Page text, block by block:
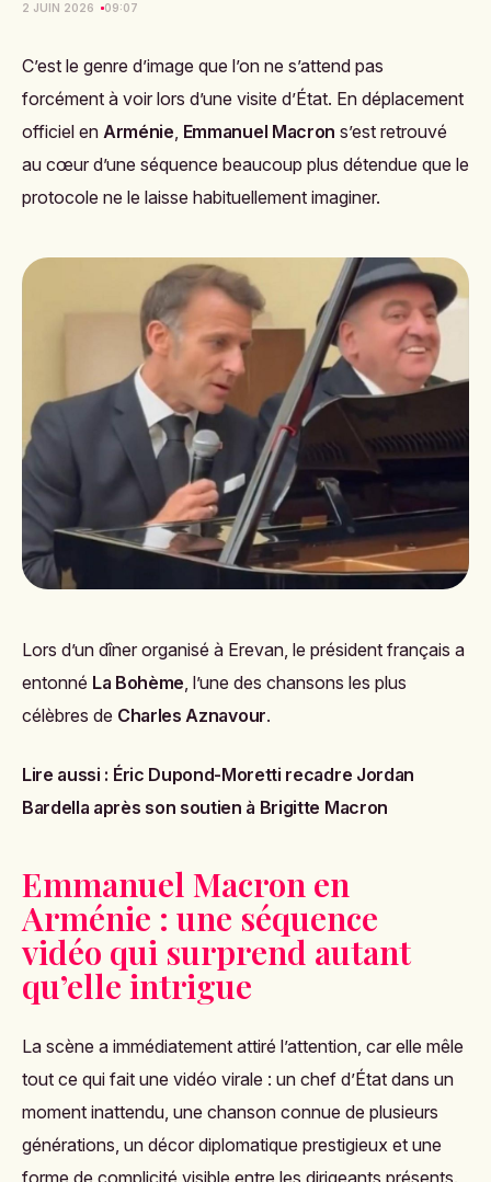
2 JUIN 2026
09:07
C’est le genre d’image que l’on ne s’attend pas
forcément à voir lors d’une visite d’État. En déplacement
officiel en Arménie, Emmanuel Macron s’est retrouvé
au cœur d’une séquence beaucoup plus détendue que le
protocole ne le laisse habituellement imaginer.
Lors d’un dîner organisé à Erevan, le président français a
entonné La Bohème , l’une des chansons les plus
célèbres de Charles Aznavour.
Lire aussi : Éric Dupond-Moretti recadre Jordan
Bardella après son soutien à Brigitte Macron
Emmanuel Macron en
Arménie : une séquence
vidéo qui surprend autant
qu’elle intrigue
La scène a immédiatement attiré l’attention, car elle mêle
tout ce qui fait une vidéo virale : un chef d’État dans un
moment inattendu, une chanson connue de plusieurs
générations, un décor diplomatique prestigieux et une
forme de complicité visible entre les dirigeants présents.